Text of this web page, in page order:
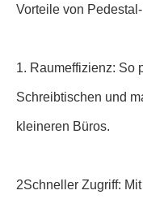
Vorteile von
1. Raumeffizienz: So
Schreibtischen und
kleineren Büros.
2Schneller Zugriff: